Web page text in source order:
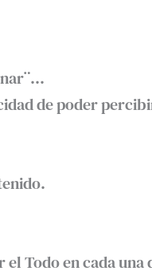
de poder
Todo en cada una